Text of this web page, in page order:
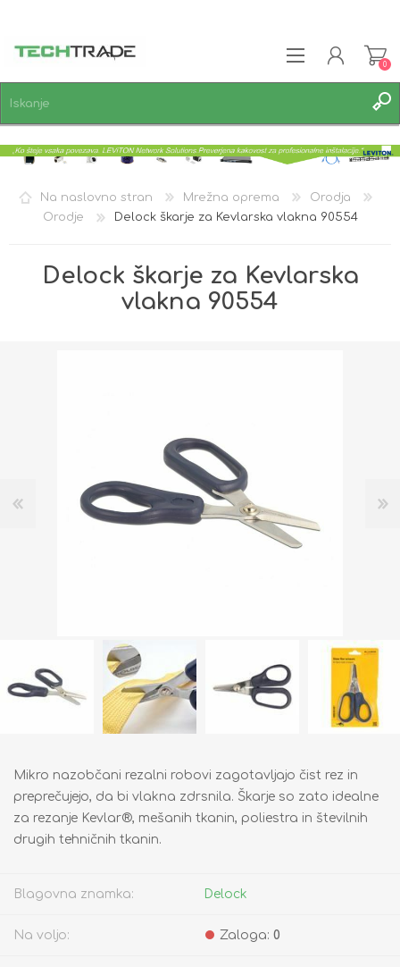
PRIJAVA
0
Na naslovno stran Mrežna oprema
Orodja
Orodje
Delock škarje za Kevlarska vlakna 90554
Delock škarje za Kevlarska
vlakna 90554
Mikro nazobčani rezalni robovi zagotavljajo čist rez in
preprečujejo, da bi vlakna zdrsnila. Škarje so zato idealne
za rezanje Kevlar®, mešanih tkanin, poliestra in številnih
drugih tehničnih tkanin.
Blagovna znamka: Delock
Na voljo: Zaloga: 0